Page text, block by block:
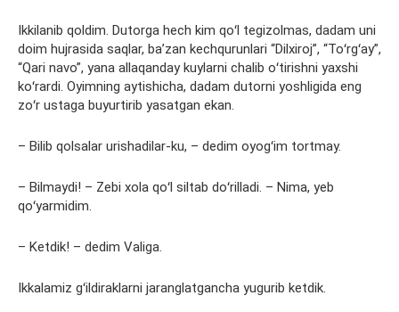
Ikkilanib qoldim. Dutorga hech kim qoʻl tegizolmas, dadam uni
doim hujrasida saqlar, baʼzan kechqurunlari “Dilxiroj”, “Toʻrgʻay”,
“Qari navo”, yana allaqanday kuylarni chalib oʻtirishni yaxshi
koʻrardi. Oyimning aytishicha, dadam dutorni yoshligida eng
zoʻr ustaga buyurtirib yasatgan ekan.
– Bilib qolsalar urishadilar-ku, – dedim oyogʻim tortmay.
– Bilmaydi! – Zebi xola qoʻl siltab doʻrilladi. – Nima, yeb
qoʻyarmidim.
– Ketdik! – dedim Valiga.
Ikkalamiz gʻildiraklarni jaranglatgancha yugurib ketdik.